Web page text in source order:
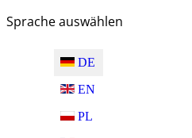
Sprache auswählen
DE
EN
PL